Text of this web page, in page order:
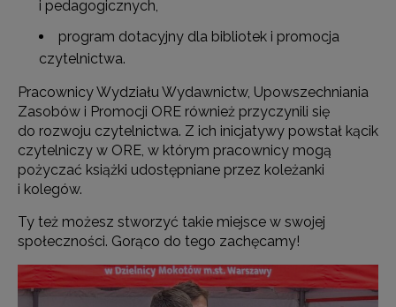
i pedagogicznych,
program dotacyjny dla bibliotek i promocja
czytelnictwa.
Pracownicy Wydziału Wydawnictw, Upowszechniania
Zasobów i Promocji ORE również przyczynili się
do rozwoju czytelnictwa. Z ich inicjatywy powstał kącik
czytelniczy w ORE, w którym pracownicy mogą
pożyczać książki udostępniane przez koleżanki
i kolegów.
Ty też możesz stworzyć takie miejsce w swojej
społeczności. Gorąco do tego zachęcamy!